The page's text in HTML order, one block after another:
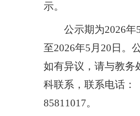
示。
公示期为2026年
至2026年5月 20 日。
如有异议，请与教务
科联系，联系电话：
85811017。